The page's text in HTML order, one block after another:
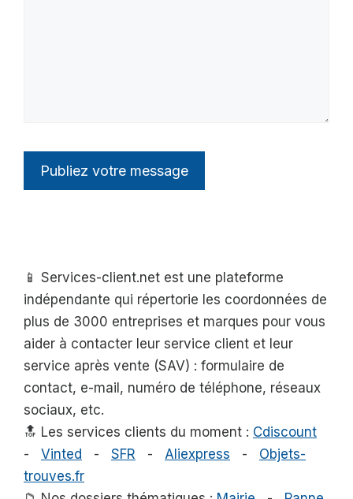
📱 Services-client.net est une plateforme
indépendante qui répertorie les coordonnées de
plus de 3000 entreprises et marques pour vous
aider à contacter leur service client et leur
service après vente (SAV) : formulaire de
contact, e-mail, numéro de téléphone, réseaux
sociaux, etc.
🔝 Les services clients du moment : Cdiscount
- Vinted - SFR - Aliexpress - Objets-
trouves.fr